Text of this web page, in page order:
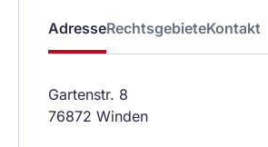
AdresseRechtsgebieteKontakt
Gartenstr. 8
76872 Winden